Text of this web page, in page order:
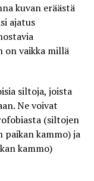
kuvan eräästä
ajatus
on vaikka millä
siltoja, joista
Ne voivat
(siltojen
kammo) ja
kammo)